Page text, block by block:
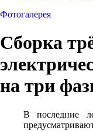
Фотогалерея
Сборка
на три
В последние